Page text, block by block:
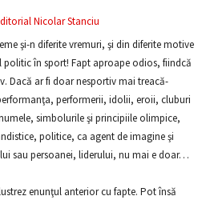
şi-n diferite vremuri, şi din diferite motive
politic în sport! Fapt aproape odios, fiindcă
Dacă ar fi doar nesportiv mai treacă-
performerii, idolii, eroii, cluburi
simbolurile şi principiile olimpice,
politice, ca agent de imagine şi
sau persoanei, liderului, nu mai e doar…
enunţul anterior cu fapte. Pot însă